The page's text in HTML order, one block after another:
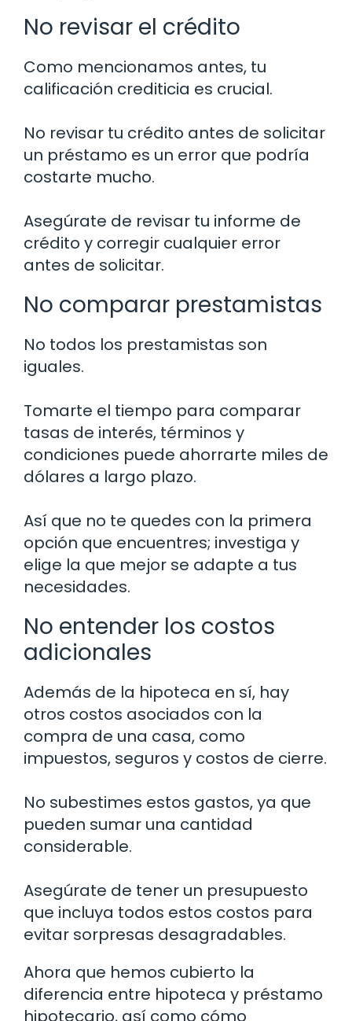
No revisar el crédito
Como mencionamos antes, tu
calificación crediticia es crucial.
No revisar tu crédito antes de solicitar
un préstamo es un error que podría
costarte mucho.
Asegúrate de revisar tu informe de
crédito y corregir cualquier error
antes de solicitar.
No comparar prestamistas
No todos los prestamistas son
iguales.
Tomarte el tiempo para comparar
tasas de interés, términos y
condiciones puede ahorrarte miles de
dólares a largo plazo.
Así que no te quedes con la primera
opción que encuentres; investiga y
elige la que mejor se adapte a tus
necesidades.
No entender los costos
adicionales
Además de la hipoteca en sí, hay
otros costos asociados con la
compra de una casa, como
impuestos, seguros y costos de cierre.
No subestimes estos gastos, ya que
pueden sumar una cantidad
considerable.
Asegúrate de tener un presupuesto
que incluya todos estos costos para
evitar sorpresas desagradables.
Ahora que hemos cubierto la
diferencia entre hipoteca y préstamo
hipotecario, así como cómo